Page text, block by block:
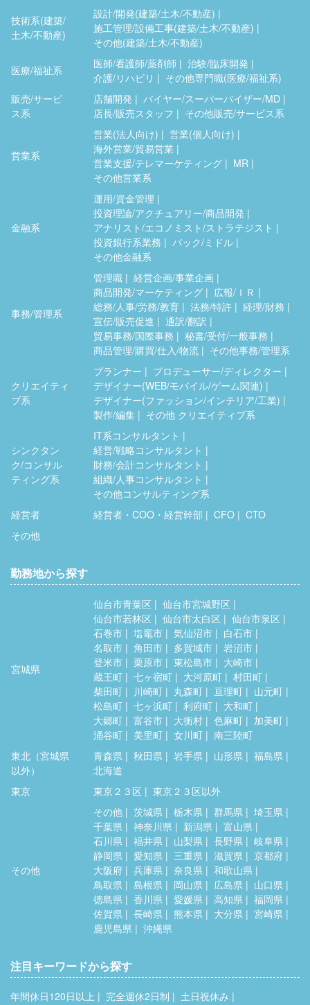
技術系(建築/
土木/不動産)
設計/開発(建築/土木/不動産)
施工管理/設備工事(建築/土木/不動産)
その他(建築/土木/不動産)
医療/福祉系
医師/看護師/薬剤師
治験/臨床開発
介護/リハビリ
その他専門職(医療/福祉系)
販売/サービ
ス系
店舗開発
バイヤー/スーパーバイザー/MD
店長/販売スタッフ
その他販売/サービス系
営業系
営業(法人向け)
営業(個人向け)
海外営業/貿易営業
営業支援/テレマーケティング
MR
その他営業系
金融系
運用/資金管理
投資理論/アクチュアリー/商品開発
アナリスト/エコノミスト/ストラテジスト
投資銀行系業務
バック/ミドル
その他金融系
事務/管理系
管理職
経営企画/事業企画
商品開発/マーケティング
広報/ＩＲ
総務/人事/労務/教育
法務/特許
経理/財務
宣伝/販売促進
通訳/翻訳
貿易事務/国際事務
秘書/受付/一般事務
商品管理/購買/仕入/物流
その他事務/管理系
クリエイティ
ブ系
プランナー
プロデューサー/ディレクター
デザイナー(WEB/モバイル/ゲーム関連)
デザイナー(ファッション/インテリア/工業)
製作/編集
その他 クリエイティブ系
シンクタン
ク/コンサル
ティング系
IT系コンサルタント
経営/戦略コンサルタント
財務/会計コンサルタント
組織/人事コンサルタント
その他コンサルティング系
経営者
経営者・COO・経営幹部 CFO
CTO
その他
勤務地から探す
宮城県
仙台市青葉区
仙台市宮城野区
仙台市若林区
仙台市太白区
仙台市泉区
石巻市
塩竈市 気仙沼市
白石市
名取市
角田市 多賀城市
岩沼市
登米市
栗原市 東松島市
大崎市
蔵王町
七ヶ宿町 大河原町
村田町
柴田町
川崎町 丸森町 亘理町
山元町
松島町
七ヶ浜町 利府町
大和町
大郷町
富谷市 大衡村 色麻町
加美町
涌谷町
美里町 女川町
南三陸町
東北（宮城県
以外）
青森県 秋田県 岩手県 山形県
福島県
北海道
東京
東京２３区 東京２３区以外
その他
その他 茨城県 栃木県 群馬県
埼玉県
千葉県
神奈川県 新潟県
富山県
石川県
福井県 山梨県 長野県
岐阜県
静岡県
愛知県 三重県 滋賀県
京都府
大阪府
兵庫県 奈良県
和歌山県
鳥取県
島根県 岡山県 広島県
山口県
徳島県
香川県 愛媛県 高知県
福岡県
佐賀県
長崎県 熊本県 大分県
宮崎県
鹿児島県
沖縄県
注目キーワードから探す
年間休日120日以上 完全週休2日制
土日祝休み